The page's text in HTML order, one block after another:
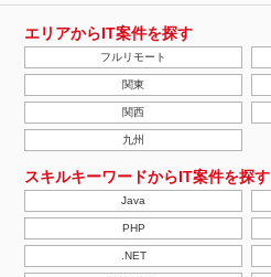
エリアからIT案件を探す
フルリモート
関東
関西
九州
スキルキーワードからIT案件を探す
Java
PHP
.NET